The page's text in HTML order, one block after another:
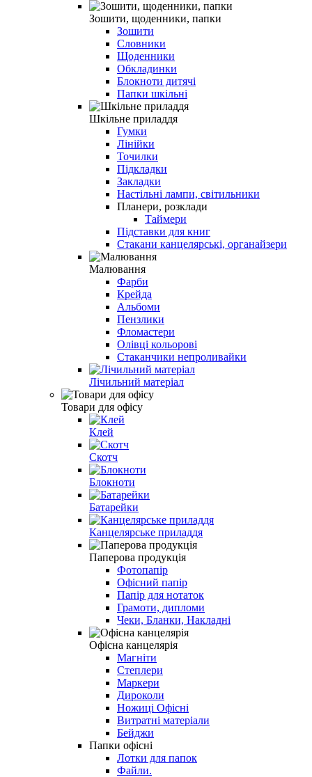
Зошити, щоденники, папки
Зошити
Словники
Щоденники
Обкладинки
Блокноти дитячі
Папки шкільні
Шкільне приладдя
Гумки
Лінійки
Точилки
Підкладки
Закладки
Настільні лампи, світильники
Планери, розклади
Таймери
Підставки для книг
Стакани канцелярські, органайзери
Малювання
Фарби
Крейда
Альбоми
Пензлики
Фломастери
Олівці кольорові
Стаканчики непроливайки
Лічильний матеріал
Товари для офісу
Клей
Скотч
Блокноти
Батарейки
Канцелярське приладдя
Паперова продукція
Фотопапір
Офісний папір
Папір для нотаток
Грамоти, дипломи
Чеки, Бланки, Накладні
Офісна канцелярія
Магніти
Степлери
Маркери
Дироколи
Ножиці Офісні
Витратні матеріали
Бейджи
Папки офісні
Лотки для папок
Файли.